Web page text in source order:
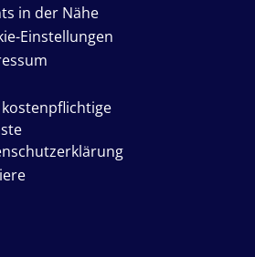
in der Nähe
Einstellungen
kostenpflichtige